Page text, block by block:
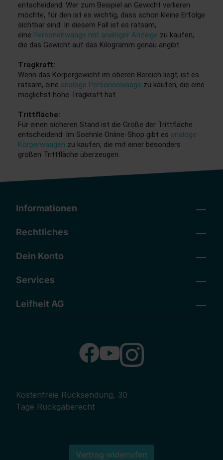
entscheidend. Wer zum Beispiel an Gewicht verlieren
möchte, für den ist es wichtig, dass schon kleine Erfolge
sichtbar sind. In diesem Fall ist es ratsam,
eine Personenwaage mit analoger Anzeige zu kaufen,
die das Gewicht auf das Kilogramm genau angibt.
Tragkraft:
Wenn das Körpergewicht im oberen Bereich liegt, ist es
ratsam, eine analoge Personenwaage zu kaufen, die eine
möglichst hohe Tragkraft hat.
Trittfläche:
Für einen sicheren Stand ist die Größe der Trittfläche
entscheidend. Im Soehnle Online-Shop gibt es analoge
Körperwaagen zu kaufen, die mit einer besonders
großen Trittfläche überzeugen.
Informationen
Rechtliches
Dein Konto
Services
Leifheit AG
Kostenfreie Rücksendung, 30
Tage Rückgaberecht
Vertrag widerrufen